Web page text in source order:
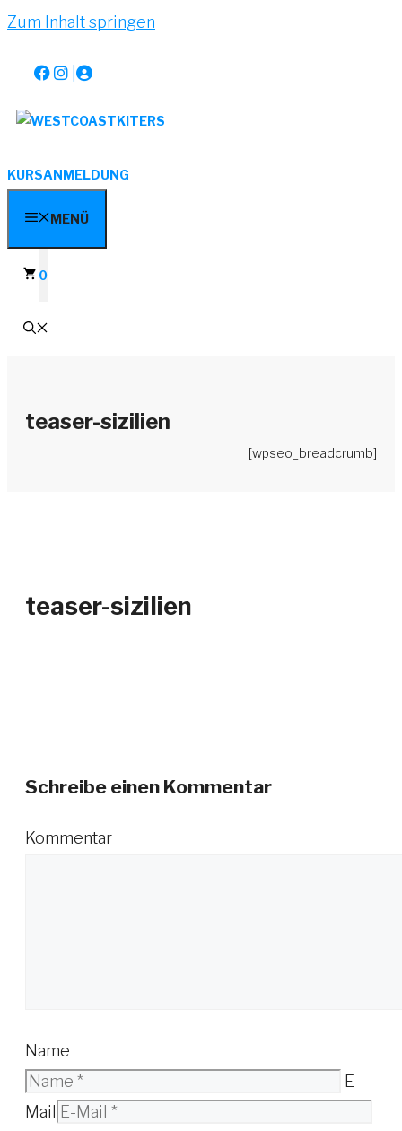
Zum Inhalt springen
KURSANMELDUNG
MENÜ
0
teaser-sizilien
[wpseo_breadcrumb]
teaser-sizilien
Schreibe einen Kommentar
Kommentar
Name
E-
Mail